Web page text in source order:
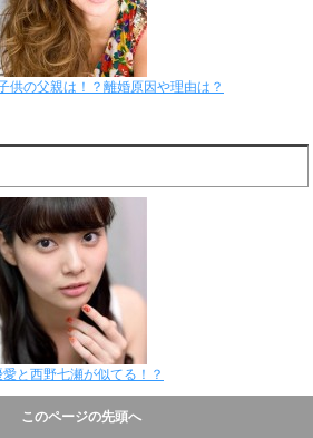
供の父親は！？離婚原因や理由は？
と西野七瀬が似てる！？
このページの先頭へ